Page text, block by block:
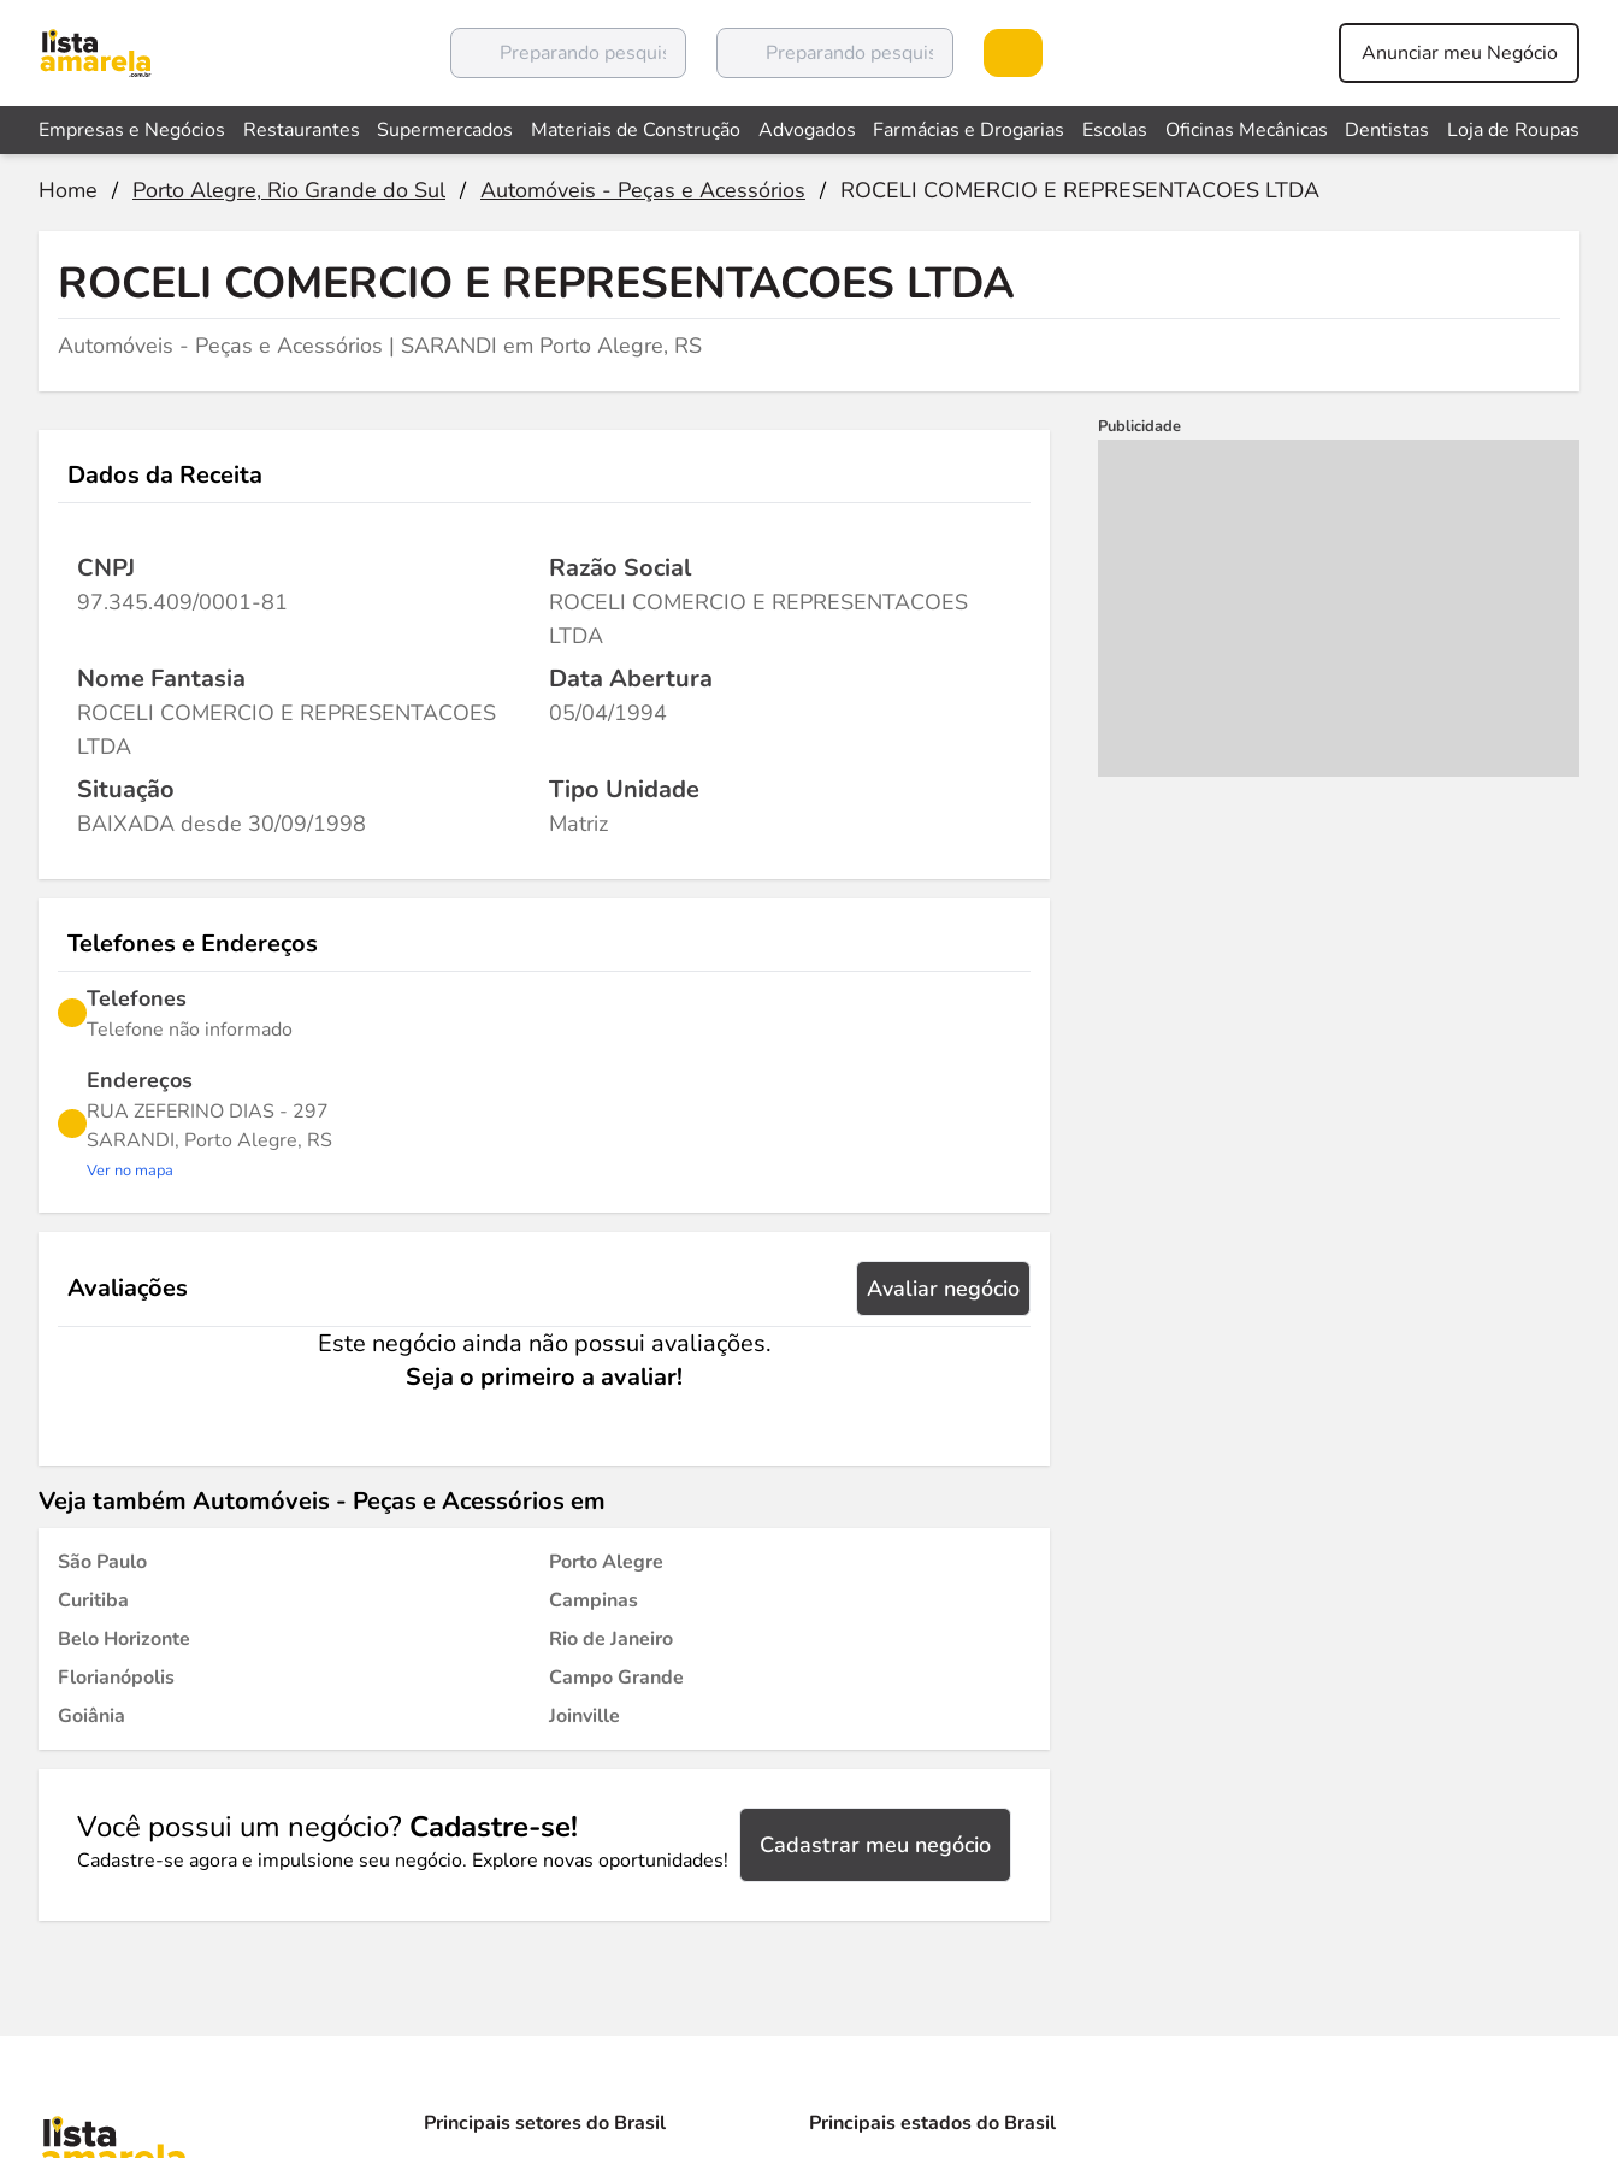
Anunciar meu Negócio
Empresas e Negócios Restaurantes Supermercados Materiais de Construção Advogados Farmácias e Drogarias Escolas Oficinas Mecânicas Dentistas Loja de Roupas
Home / Porto Alegre, Rio Grande do Sul / Automóveis - Peças e Acessórios / ROCELI COMERCIO E REPRESENTACOES LTDA
ROCELI COMERCIO E REPRESENTACOES LTDA
Automóveis - Peças e Acessórios | SARANDI em Porto Alegre, RS
Dados da Receita
CNPJ
97.345.409/0001-81
Razão Social
ROCELI COMERCIO E REPRESENTACOES
LTDA
Nome Fantasia
ROCELI COMERCIO E REPRESENTACOES
LTDA
Data Abertura
05/04/1994
Situação
BAIXADA desde 30/09/1998
Tipo Unidade
Matriz
Telefones e Endereços
Telefones
Telefone não informado
Endereços
RUA ZEFERINO DIAS - 297
SARANDI, Porto Alegre, RS
Ver no mapa
Avaliações Avaliar negócio
Este negócio ainda não possui avaliações.
Seja o primeiro a avaliar!
Veja também Automóveis - Peças e Acessórios em
São Paulo
Porto Alegre
Curitiba
Campinas
Belo Horizonte
Rio de Janeiro
Florianópolis
Campo Grande
Goiânia
Joinville
Você possui um negócio? Cadastre-se!
Cadastre-se agora e impulsione seu negócio. Explore novas oportunidades!
Cadastrar meu negócio
Publicidade
Principais setores do Brasil Principais estados do Brasil